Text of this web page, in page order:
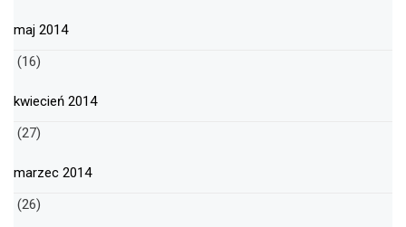
maj 2014
(16)
kwiecień 2014
(27)
marzec 2014
(26)